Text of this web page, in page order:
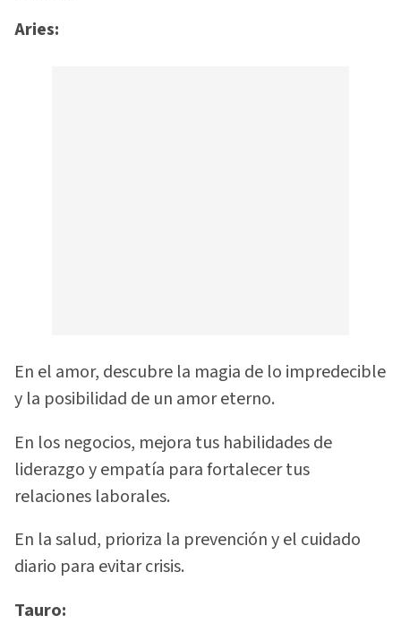
Aries:
En el amor, descubre la magia de lo impredecible
y la posibilidad de un amor eterno.
En los negocios, mejora tus habilidades de
liderazgo y empatía para fortalecer tus
relaciones laborales.
En la salud, prioriza la prevención y el cuidado
diario para evitar crisis.
Tauro: